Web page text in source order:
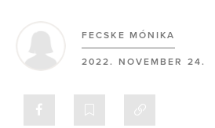
FECSKE MÓNIKA
2022. NOVEMBER 24.